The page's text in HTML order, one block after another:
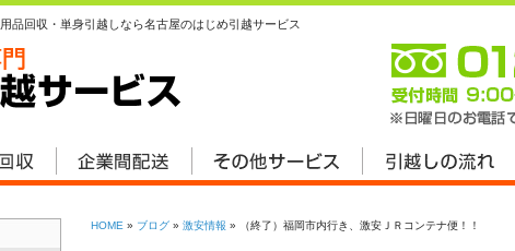
品回収・単身引越しなら名古屋のはじめ引越サービス
HOME » ブログ » 激安情報 » （終了）福岡市内行き、激安ＪＲコンテナ便！！